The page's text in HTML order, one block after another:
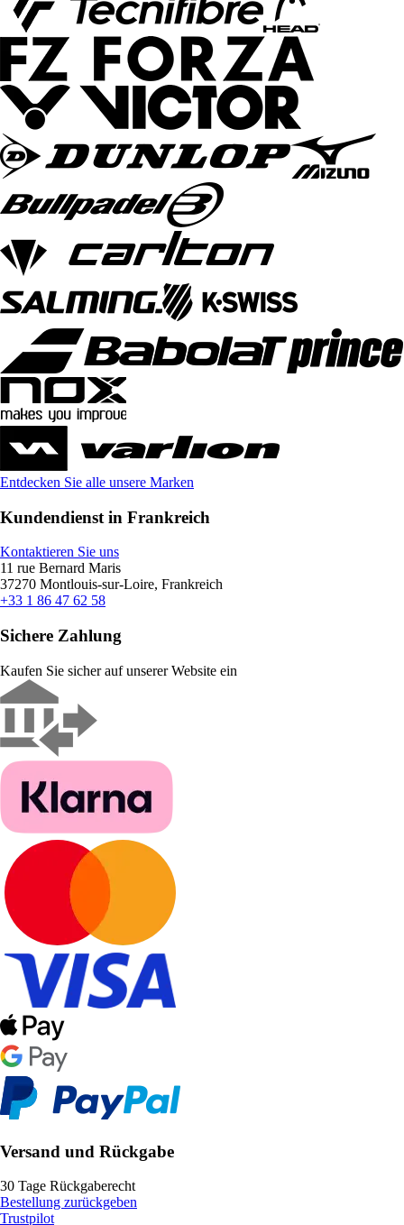
Entdecken Sie alle unsere Marken
Kundendienst in Frankreich
Kontaktieren Sie uns
11 rue Bernard Maris
37270 Montlouis-sur-Loire, Frankreich
+33 1 86 47 62 58
Sichere Zahlung
Kaufen Sie sicher auf unserer Website ein
Versand und Rückgabe
30 Tage Rückgaberecht
Bestellung zurückgeben
Trustpilot